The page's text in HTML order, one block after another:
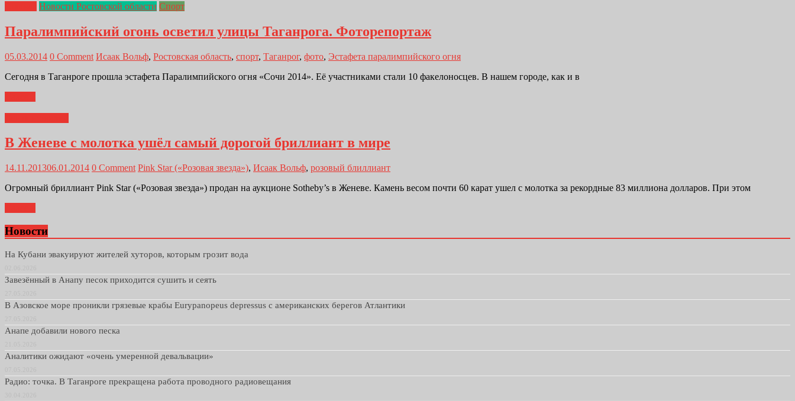
Новости Ростовской области Спорт
Паралимпийский огонь осветил улицы Таганрога. Фоторепортаж
05.03.2014 0 Comment Исаак Вольф, Ростовская область, спорт, Таганрог, фото, Эстафета паралимпийского огня
Сегодня в Таганроге прошла эстафета Паралимпийского огня «Сочи 2014». Её участниками стали 10 факелоносцев. В нашем городе, как и в
В Женеве с молотка ушёл самый дорогой бриллиант в мире
14.11.201306.01.2014 0 Comment Pink Star («Розовая звезда»), Исаак Вольф, розовый блиллиант
Огромный бриллиант Pink Star («Розовая звезда») продан на аукционе Sotheby’s в Женеве. Камень весом почти 60 карат ушел с молотка за рекордные 83 миллиона долларов. При этом
Новости
На Кубани эвакуируют жителей хуторов, которым грозит вода
Завезённый в Анапу песок приходится сушить и сеять
В Азовское море проникли грязевые крабы Eurypanopeus depressus с американских берегов Атлантики
Анапе добавили нового песка
Аналитики ожидают «очень умеренной девальвации»
Радио: точка. В Таганроге прекращена работа проводного радиовещания